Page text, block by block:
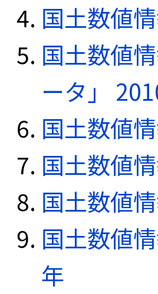
国土数値
国土数値
ータ」
国土数値
国土数値
国土数値
国土数値
年